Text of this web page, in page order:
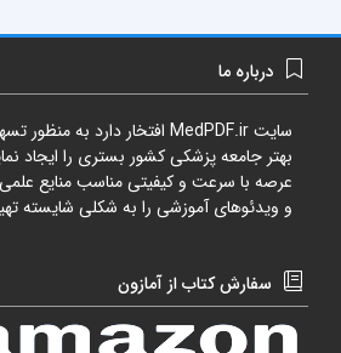
درباره ما
سایتMedPDF.ir افتخار دارد به منظور
بهتر جامعه پزشکی کشور بستری را ایجاد
عرصه با سرعت و کیفیتی مناسب منایع علمی
و ویدئوهای آموزشی را به شکلی شایسته
سفارش کتاب از آمازون